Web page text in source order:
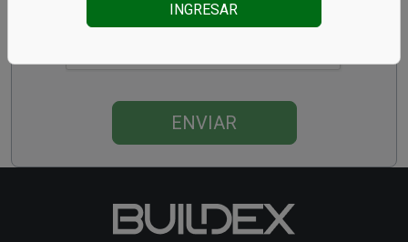
ENVIAR
INGRESAR